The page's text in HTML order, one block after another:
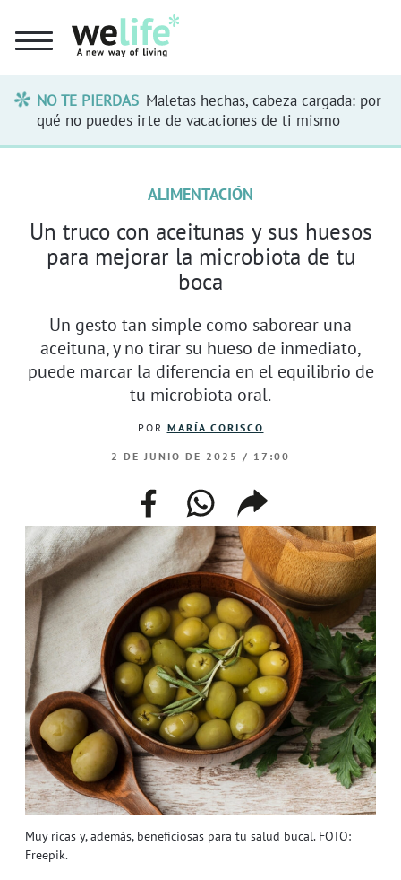
NO TE PIERDAS Maletas hechas, cabeza cargada: por
qué no puedes irte de vacaciones de ti mismo
Muy ricas y, además, beneficiosas para tu salud bucal. FOTO:
Freepik.
ALIMENTACIÓN
Un truco con aceitunas y sus huesos
para mejorar la microbiota de tu
boca
Un gesto tan simple como saborear una
aceituna, y no tirar su hueso de inmediato,
puede marcar la diferencia en el equilibrio de
tu microbiota oral.
POR MARÍA CORISCO
2 DE JUNIO DE 2025 / 17:00
facebookwhatsappcompartir
enlace